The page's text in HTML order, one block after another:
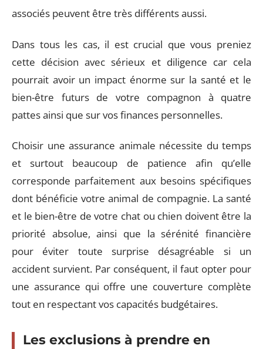
associés peuvent être très différents aussi.
Dans tous les cas, il est crucial que vous preniez
cette décision avec sérieux et diligence car cela
pourrait avoir un impact énorme sur la santé et le
bien-être futurs de votre compagnon à quatre
pattes ainsi que sur vos finances personnelles.
Choisir une assurance animale nécessite du temps
et surtout beaucoup de patience afin qu’elle
corresponde parfaitement aux besoins spécifiques
dont bénéficie votre animal de compagnie. La santé
et le bien-être de votre chat ou chien doivent être la
priorité absolue, ainsi que la sérénité financière
pour éviter toute surprise désagréable si un
accident survient. Par conséquent, il faut opter pour
une assurance qui offre une couverture complète
tout en respectant vos capacités budgétaires.
Les exclusions à prendre en